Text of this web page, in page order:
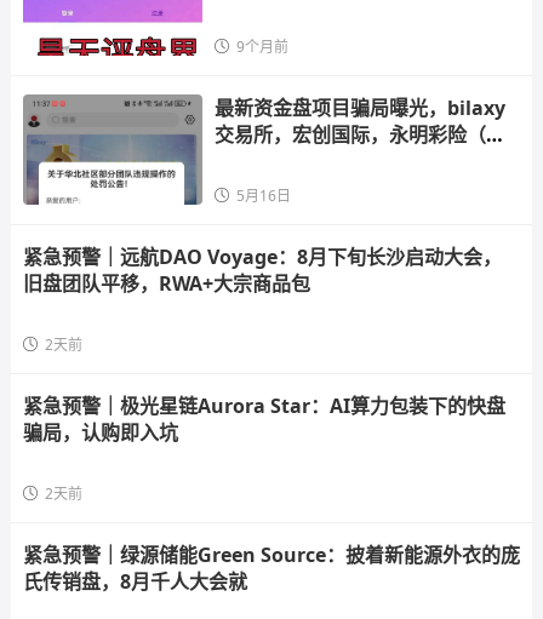
9个月前
最新资金盘项目骗局曝光，bilaxy
交易所，宏创国际，永明彩险（永
5月16日
紧急预警｜远航DAO Voyage：8月下旬长沙启动大会，
旧盘团队平移，RWA+大宗商品包
2天前
紧急预警｜极光星链Aurora Star：AI算力包装下的快盘
骗局，认购即入坑
2天前
紧急预警｜绿源储能Green Source：披着新能源外衣的庞
氏传销盘，8月千人大会就